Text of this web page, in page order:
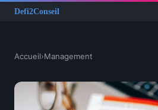
Accueil›Management